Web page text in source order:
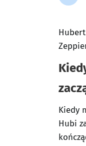
Kiedy
Hubi